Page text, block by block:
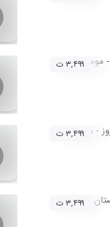
موسیقی آذربایجان
۳,۴۹۹ ت
- موسیقی خراسان رضوی
۳,۴۹۹ ت
۳,۴۹۹ ت